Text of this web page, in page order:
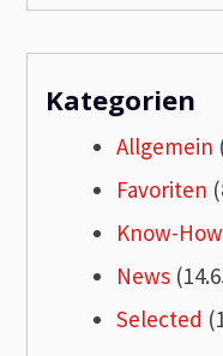
Kategorien
Allgemein
Favoriten
Know-How
News
Selected